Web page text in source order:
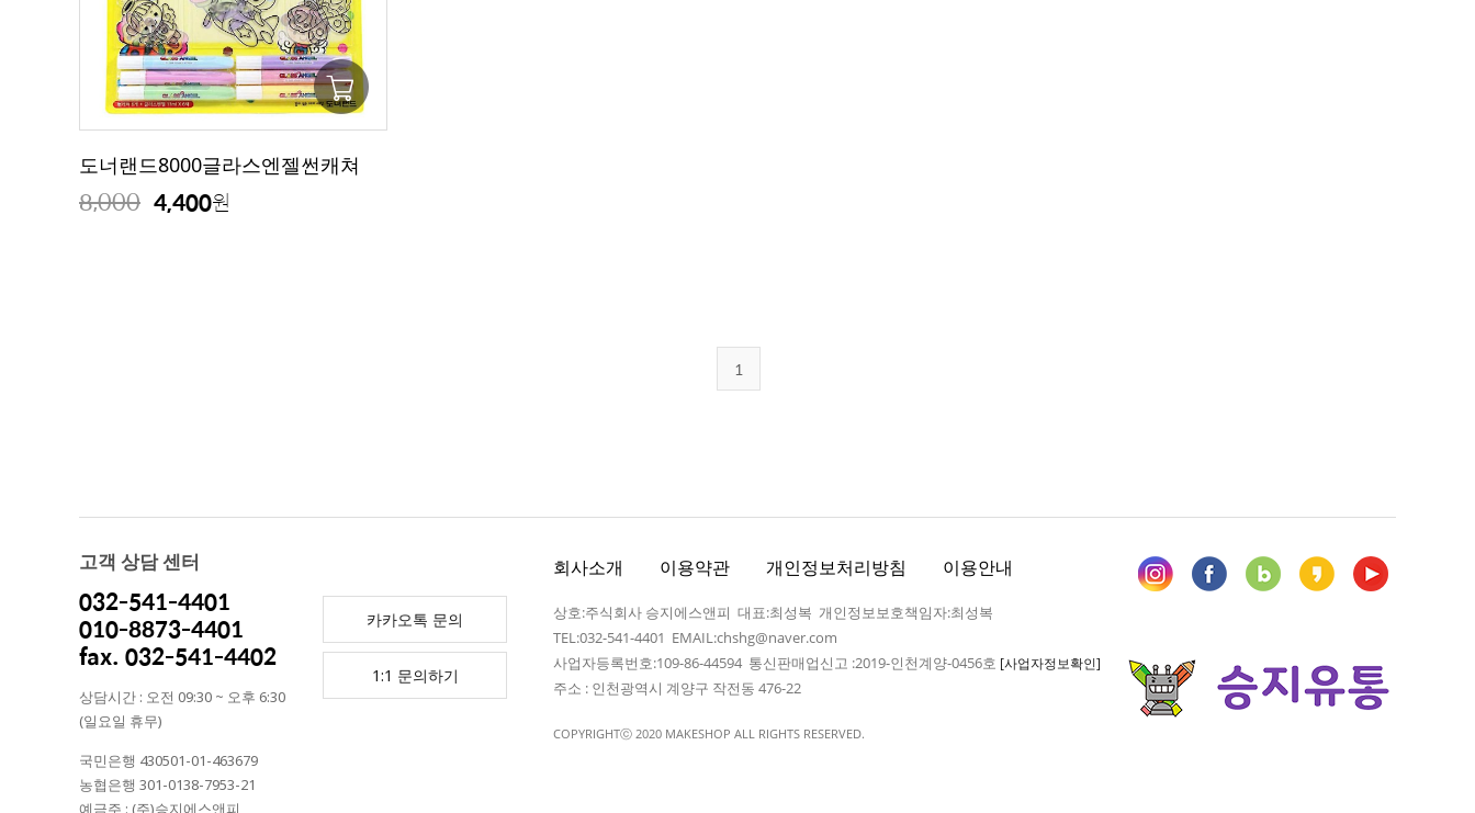
도너랜드8000글라스엔젤썬캐쳐
8,000 4,400원
1
고객 상담 센터
032-541-4401
010-8873-4401
fax. 032-541-4402
상담시간 : 오전 09:30 ~ 오후 6:30
(일요일 휴무)
국민은행 430501-01-463679
농협은행 301-0138-7953-21
예금주 : (주)승지에스앤피
카카오톡 문의
1:1 문의하기
회사소개 이용약관 개인정보처리방침 이용안내
상호:주식회사 승지에스앤피 대표:최성복 개인정보보호책임자:최성복
TEL:032-541-4401 EMAIL:chshg@naver.com
사업자등록번호:109-86-44594 통신판매업신고 :2019-인천계양-0456호 [사업자정보확인]
주소 : 인천광역시 계양구 작전동 476-22
COPYRIGHTⓒ 2020 MAKESHOP ALL RIGHTS RESERVED.